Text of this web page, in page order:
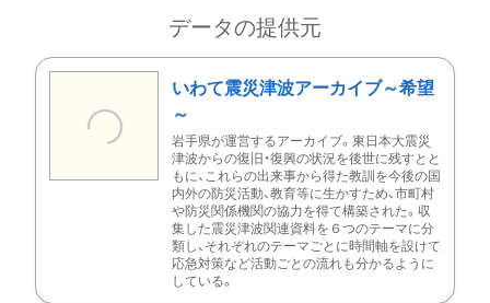
データの提供元
いわて震災津波アーカイブ～希望
～
岩手県が運営するアーカイブ。東日本大震災
津波からの復旧・復興の状況を後世に残すとと
もに、これらの出来事から得た教訓を今後の国
内外の防災活動、教育等に生かすため、市町村
や防災関係機関の協力を得て構築された。収
集した震災津波関連資料を６つのテーマに分
類し、それぞれのテーマごとに時間軸を設けて
応急対策など活動ごとの流れも分かるように
している。